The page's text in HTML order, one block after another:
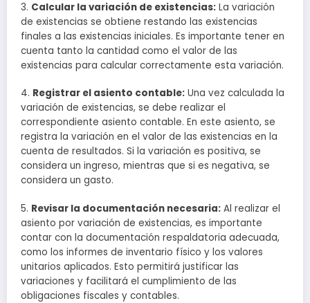
3. Calcular la variación de existencias: La variación
de existencias se obtiene restando las existencias
finales a las existencias iniciales. Es importante tener en
cuenta tanto la cantidad como el valor de las
existencias para calcular correctamente esta variación.
4. Registrar el asiento contable: Una vez calculada la
variación de existencias, se debe realizar el
correspondiente asiento contable. En este asiento, se
registra la variación en el valor de las existencias en la
cuenta de resultados. Si la variación es positiva, se
considera un ingreso, mientras que si es negativa, se
considera un gasto.
5. Revisar la documentación necesaria: Al realizar el
asiento por variación de existencias, es importante
contar con la documentación respaldatoria adecuada,
como los informes de inventario físico y los valores
unitarios aplicados. Esto permitirá justificar las
variaciones y facilitará el cumplimiento de las
obligaciones fiscales y contables.